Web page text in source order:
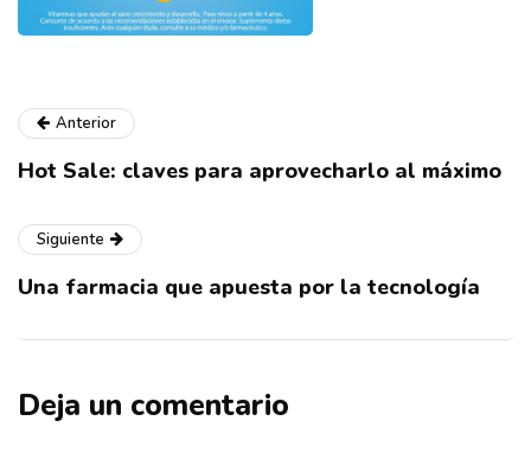
Anterior
Hot Sale: claves para aprovecharlo al máximo
Siguiente
Una farmacia que apuesta por la tecnología
Deja un comentario